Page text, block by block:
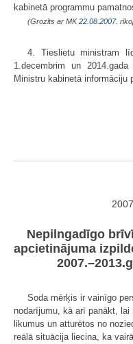
kabinetā programmu
(Grozīts ar MK22.08.2007.
4. Tieslietu ministram
1.decem­brim un
Ministru kabinetā informāciju
Nepilngadīgo
apcietinājuma
Soda mērķis ir vainīgo
nodarījumu, kā arī panākt,
likumus un atturētos no
reālā situācija liecina, ka